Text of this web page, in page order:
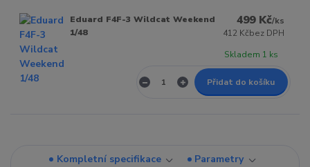
Eduard F4F-3 Wildcat Weekend
1/48
499 Kč/ks
412 Kčbez DPH
Skladem 1 ks
Přidat do košíku
Kompletní specifikace
Parametry